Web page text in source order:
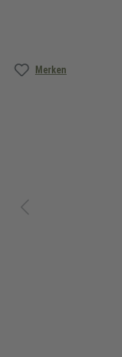
Merken
Bildergalerie